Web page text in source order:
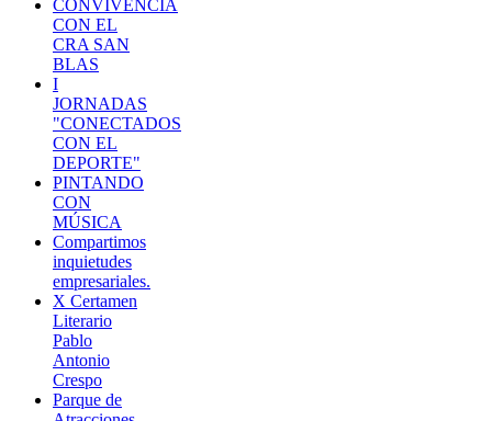
CONVIVENCIA
CON EL
CRA SAN
BLAS
I
JORNADAS
"CONECTADOS
CON EL
DEPORTE"
PINTANDO
CON
MÚSICA
Compartimos
inquietudes
empresariales.
X Certamen
Literario
Pablo
Antonio
Crespo
Parque de